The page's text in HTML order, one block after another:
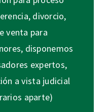
divorcio,
venta para
disponemos
expertos,
a vista judicial
aparte)